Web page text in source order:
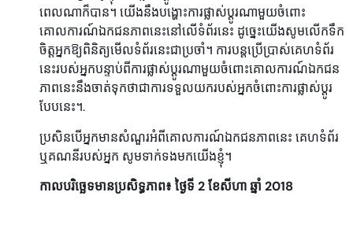
ពេលណាក៏បាន។ យើងនឹងបង្ហោះការផ្លាស់ប្តូរណាមួយចំពោះ
គោលការណ៍ឯកជនភាពនេះនៅលើទំព័រនេះ ដូច្នេះយើងសូមលើកទឹក
ចិត្តអ្នកឱ្យពិនិត្យមើលទំព័រនេះជាប្រចាំ។ ការបន្តប្រើប្រាស់គេហទំព័រ
នេះរបស់អ្នកបន្ទាប់ពីការផ្លាស់ប្តូរណាមួយចំពោះគោលការណ៍ឯកជន
ភាពនេះនឹងចាត់ទុកថាជាការទទួលយករបស់អ្នកចំពោះការផ្លាស់ប្តូរ
បែបនេះ។.
ប្រសិនបើអ្នកមានសំណួរអំពីគោលការណ៍ឯកជនភាពនេះ គេហទំព័រ
ឬគណនីរបស់អ្នក សូមទាក់ទងមកយើងខ្ញុំ។
កាលបរិច្ឆេទមានប្រសិទ្ធភាព៖ ថ្ងៃទី 2 ខែសីហា ឆ្នាំ 2018